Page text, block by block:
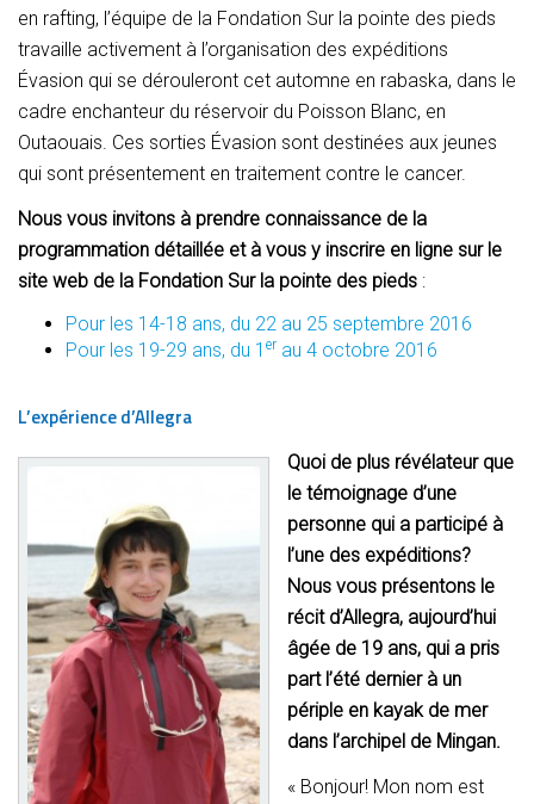
en rafting, l’équipe de la Fondation Sur la pointe des pieds
travaille activement à l’organisation des expéditions
Évasion qui se dérouleront cet automne en rabaska, dans le
cadre enchanteur du réservoir du Poisson Blanc, en
Outaouais. Ces sorties Évasion sont destinées aux jeunes
qui sont présentement en traitement contre le cancer.
Nous vous invitons à prendre connaissance de la
programmation détaillée et à vous y inscrire en ligne sur le
site web de la Fondation Sur la pointe des pieds :
Pour les 14-18 ans, du 22 au 25 septembre 2016
Pour les 19-29 ans, du 1 er au 4 octobre 2016
L’expérience d’Allegra
Quoi de plus révélateur que
le témoignage d’une
personne qui a participé à
l’une des expéditions?
Nous vous présentons le
récit d’Allegra, aujourd’hui
âgée de 19 ans, qui a pris
part l’été dernier à un
périple en kayak de mer
dans l’archipel de Mingan.
« Bonjour! Mon nom est